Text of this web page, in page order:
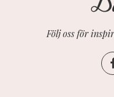
Följ oss för